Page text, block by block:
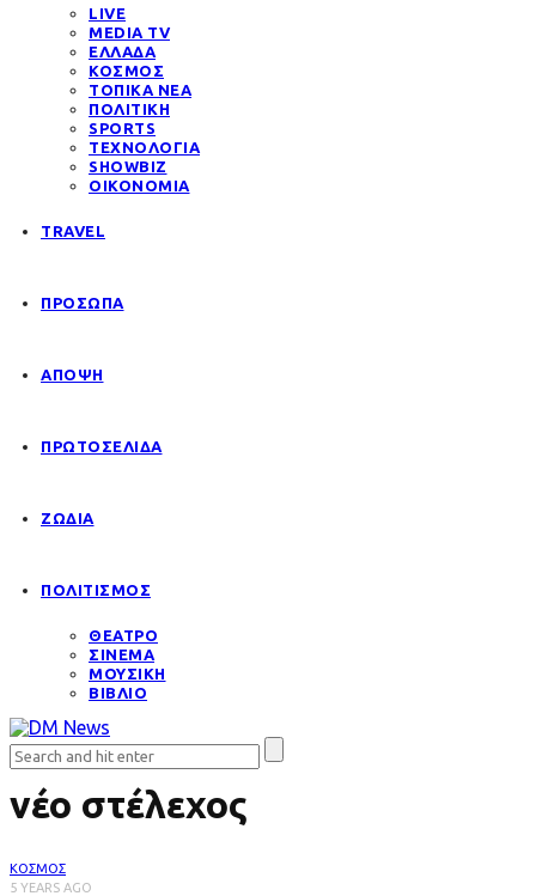
LIVE
MEDIA TV
ΕΛΛΑΔΑ
ΚΟΣΜΟΣ
ΤΟΠΙΚΑ ΝΕΑ
ΠΟΛΙΤΙΚΗ
SPORTS
ΤΕΧΝΟΛΟΓΙΑ
SHOWBIZ
ΟΙΚΟΝΟΜΙΑ
TRAVEL
ΠΡΟΣΩΠΑ
ΑΠΟΨΗ
ΠΡΩΤΟΣΕΛΙΔΑ
ΖΩΔΙΑ
ΠΟΛΙΤΙΣΜΟΣ
ΘΕΑΤΡΟ
ΣΙΝΕΜΑ
ΜΟΥΣΙΚΗ
ΒΙΒΛΙΟ
νέο στέλεχος
ΚΟΣΜΟΣ
5 YEARS AGO